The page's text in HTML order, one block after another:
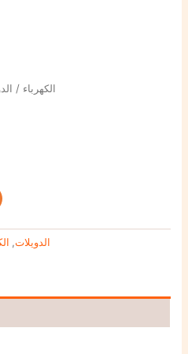
الكهرباء /
الدويلات,